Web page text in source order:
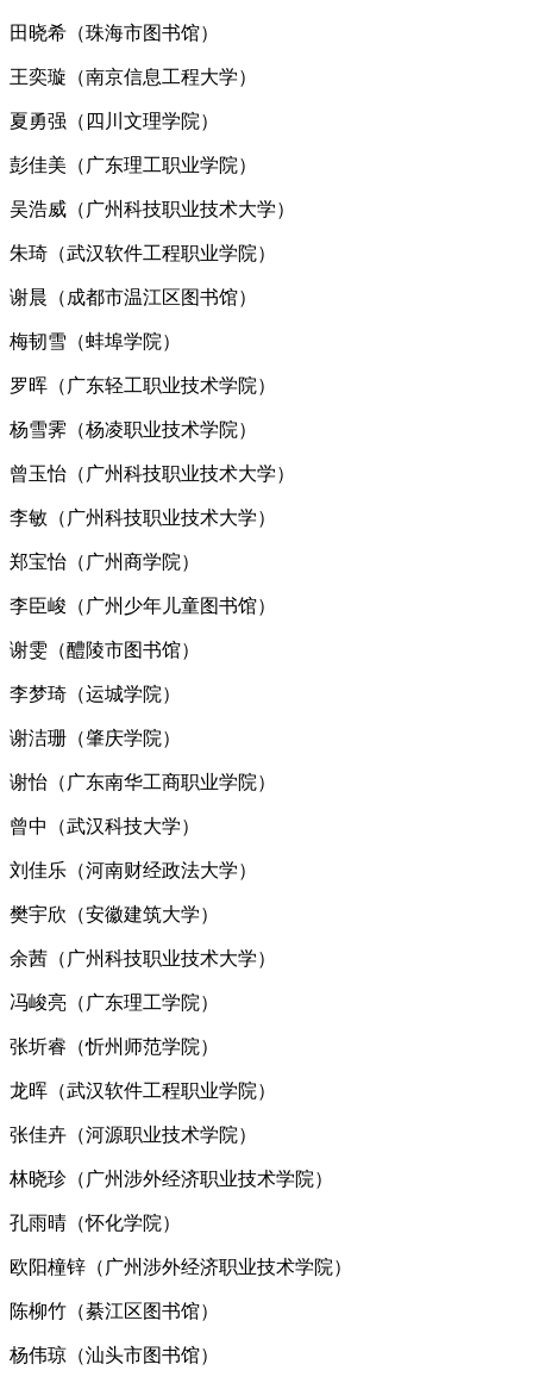
田晓希（珠海市图书馆）
王奕璇（南京信息工程大学）
夏勇强（四川文理学院）
彭佳美（广东理工职业学院）
吴浩威（广州科技职业技术大学）
朱琦（武汉软件工程职业学院）
谢晨（成都市温江区图书馆）
梅韧雪（蚌埠学院）
罗晖（广东轻工职业技术学院）
杨雪霁（杨凌职业技术学院）
曾玉怡（广州科技职业技术大学）
李敏（广州科技职业技术大学）
郑宝怡（广州商学院）
李臣峻（广州少年儿童图书馆）
谢雯（醴陵市图书馆）
李梦琦（运城学院）
谢洁珊（肇庆学院）
谢怡（广东南华工商职业学院）
曾中（武汉科技大学）
刘佳乐（河南财经政法大学）
樊宇欣（安徽建筑大学）
余茜（广州科技职业技术大学）
冯峻亮（广东理工学院）
张圻睿（忻州师范学院）
龙晖（武汉软件工程职业学院）
张佳卉（河源职业技术学院）
林晓珍（广州涉外经济职业技术学院）
孔雨晴（怀化学院）
欧阳橦锌（广州涉外经济职业技术学院）
陈柳竹（綦江区图书馆）
杨伟琼（汕头市图书馆）